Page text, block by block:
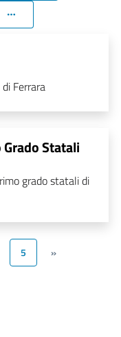
Ferrara
Statali
grado statali di
5 »